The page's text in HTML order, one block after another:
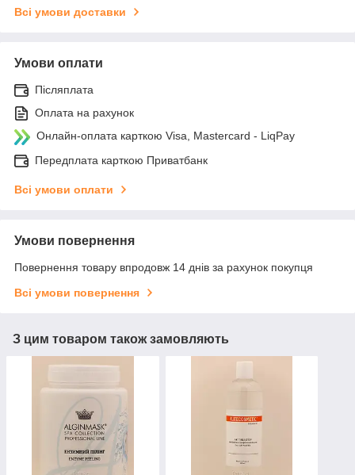
Всі умови доставки
Умови оплати
Післяплата
Оплата на рахунок
Онлайн-оплата карткою Visa, Mastercard - LiqPay
Передплата карткою Приватбанк
Всі умови оплати
Умови повернення
Повернення товару впродовж 14 днів за рахунок покупця
Всі умови повернення
З цим товаром також замовляють